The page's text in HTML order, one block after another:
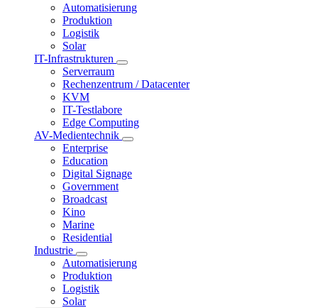
Automatisierung
Produktion
Logistik
Solar
IT-Infrastrukturen
Serverraum
Rechenzentrum / Datacenter
KVM
IT-Testlabore
Edge Computing
AV-Medientechnik
Enterprise
Education
Digital Signage
Government
Broadcast
Kino
Marine
Residential
Industrie
Automatisierung
Produktion
Logistik
Solar